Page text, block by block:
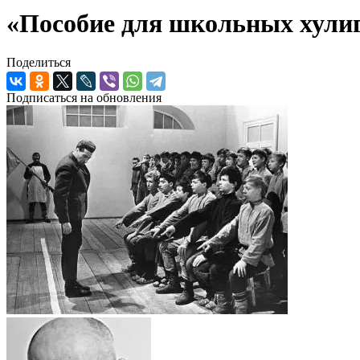
«Пособие для школьных
Поделиться
Подписаться на обновления